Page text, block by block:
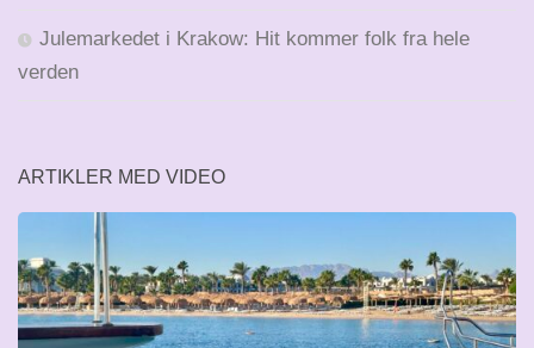
Julemarkedet i Krakow: Hit kommer folk fra hele
verden
ARTIKLER MED VIDEO